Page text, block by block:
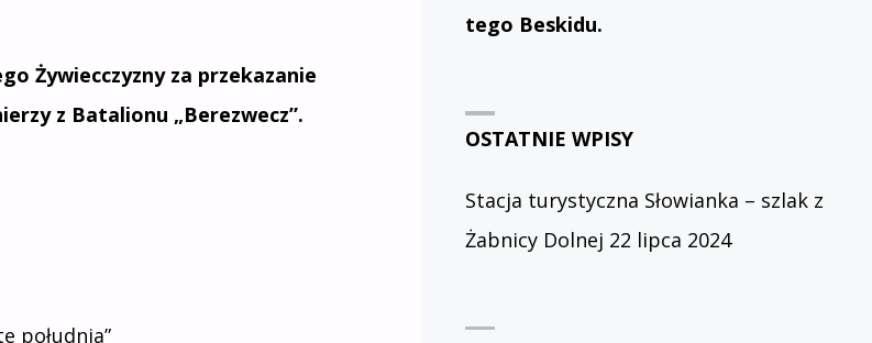
Żywiecczyzny za przekazanie
z Batalionu „Berezwecz”.
południa”
tego Beskidu.
OSTATNIE WPISY
Stacja turystyczna Słowianka – szlak z
Żabnicy Dolnej 22 lipca 2024